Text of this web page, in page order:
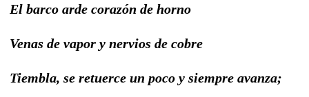
El barco arde corazón de horno
Venas de vapor y nervios de cobre
Tiembla, se retuerce un poco y siempre avanza;